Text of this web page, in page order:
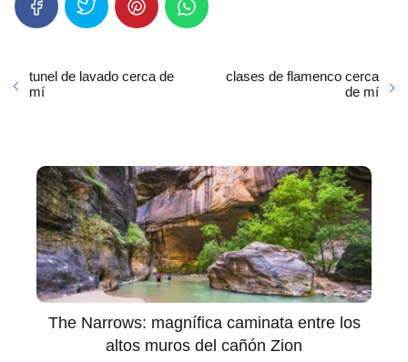
tunel de lavado cerca de
mí
clases de flamenco cerca
de mí
The Narrows: magnífica caminata entre los
altos muros del cañón Zion